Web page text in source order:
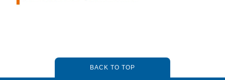
BACK TO TOP